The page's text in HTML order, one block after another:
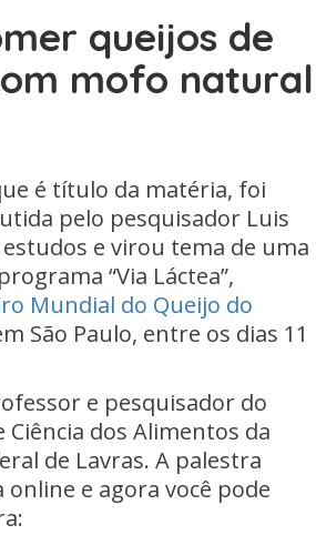
queijos de
mofo natural
é título da matéria, foi
pelo pesquisador Luis
e virou tema de uma
“Via Láctea”,
Mundial do Queijo do
São Paulo, entre os dias 11
e pesquisador do
dos Alimentos da
de Lavras. A palestra
e agora você pode